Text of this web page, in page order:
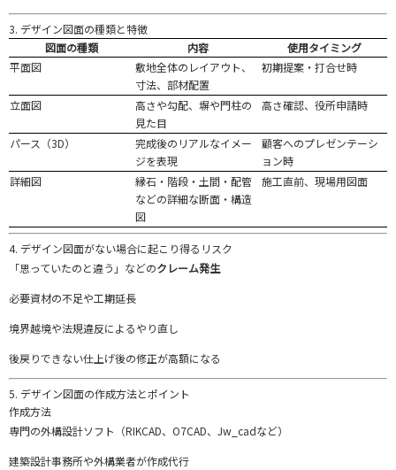
3. デザイン図面の種類と特徴
図面の種類 内容 使用タイミング
平面図 敷地全体の レイアウト、
寸法、 部材配置
初期提案・ 打合せ時
立面図 高さや勾配、 塀や門柱の
見た目
高さ確認、 役所申請時
パース（3D） 完成後の リアルなイメー
ジを表現
顧客へのプレゼンテーシ
ョン時
詳細図 縁石・ 階段・ 土間・ 配管
などの詳細な断面・ 構造
図
施工直前、 現場用図面
4. デザイン図面がない場合に起こ り得る リスク
「思っていたのと違う」 などのクレーム発生
必要資材の不足や工期延長
境界越境や法規違反によるやり直し
後戻りできない仕上げ後の修正が高額になる
5. デザイン図面の作成方法とポイント
作成方法
専門の外構設計ソフト（RIKCAD、 O7CAD、 Jw_cadなど）
建築設計事務所や外構業者が作成代行